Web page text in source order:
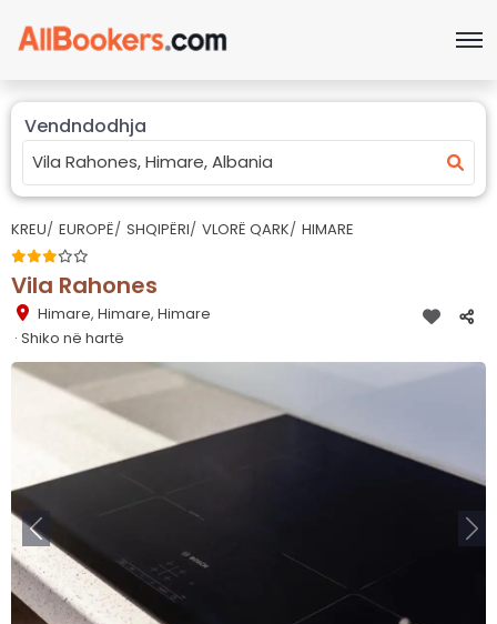
Vendndodhja
KREU EUROPË SHQIPËRI VLORË QARK HIMARE
Vila Rahones
Himare, Himare, Himare
· Shiko në hartë
Para